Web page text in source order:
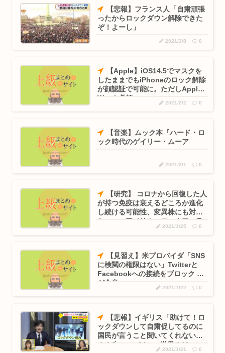
【悲報】フランス人「自粛頑張
ったからロックダウン解除できた
ぞ！よーし」
2021/2/8 0
【Apple】iOS14.5でマスクを
したままでもiPhoneのロック解除
が顔認証で可能に。ただしApple
Watch必須
2021/2/2 0
【音楽】ムック本『ハード・ロ
ック時代のゲイリー・ムーア
2021/2/1 0
【研究】 コロナから回復した人
が持つ免疫は衰えるどころか進化
し続ける可能性、変異株にも対応
か・・・アメリカ・ロックフェラ
2021/1/25 0
【見習え】米プロバイダ「SNS
に検閲の権限はない」Twitterと
Facebookへの接続をブロック 2/3
が合意
2021/1/22 0
【悲報】イギリス「助けて！ロ
ックダウンして自粛促してるのに
国民が言うこと聞いてくれない
の！(´；ω；｀)」 世界のジャッ
2021/1/21 0